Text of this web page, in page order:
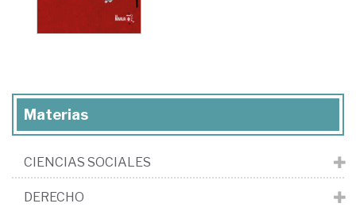
Materias
CIENCIAS SOCIALES
DERECHO